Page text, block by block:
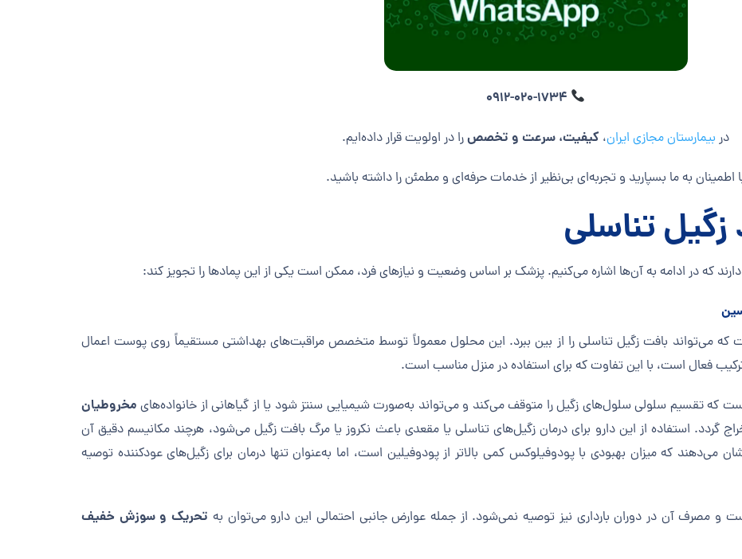
0912-020-1734
در بیمارستان مجازی ایران، کیفیت، سرعت و تخصصرا در اولویت قرار داده‌ایم.
اطمینان به ما بسپارید و تجربه‌ای بی‌نظیر از خدمات حرفه‌ای و مطمئن را داشته باشید.
که در ادامه به آن‌ها اشاره می‌کنیم. پزشک بر اساس وضعیت و نیازهای فرد، ممکن است یکی از این پمادها را تجویز کند:
می‌تواند بافت زگیل تناسلی را از بین ببرد. این محلول معمولاً توسط متخصص مراقبت‌های بهداشتی مستقیماً روی پوست اعمال
فعال است، با این تفاوت که برای استفاده در منزل مناسب است.
که تقسیم سلولی سلول‌های زگیل را متوقف می‌کند و می‌تواند به‌صورت شیمیایی سنتز شود یا از گیاهانی از خانواده‌های مخروطیان
گردد. استفاده از این دارو برای درمان زگیل‌های تناسلی یا مقعدی باعث نکروز یا مرگ بافت زگیل می‌شود، هرچند مکانیسم دقیق آن
که میزان بهبودی با پودوفیلوکس کمی بالاتر از پودوفیلین است، اما به‌عنوان تنها درمان برای زگیل‌های عودکننده توصیه
و مصرف آن در دوران بارداری نیز توصیه نمی‌شود. از جمله عوارض جانبی احتمالی این دارو می‌توان به تحریک و سوزش خفیف